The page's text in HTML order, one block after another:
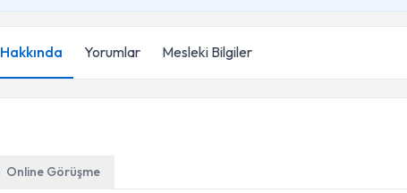
Hakkında Yorumlar Mesleki Bilgiler
Online Görüşme